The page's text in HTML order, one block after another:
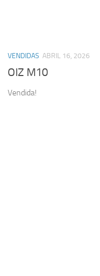
VENDIDAS ABRIL 16, 2026
OIZ M10
Vendida!